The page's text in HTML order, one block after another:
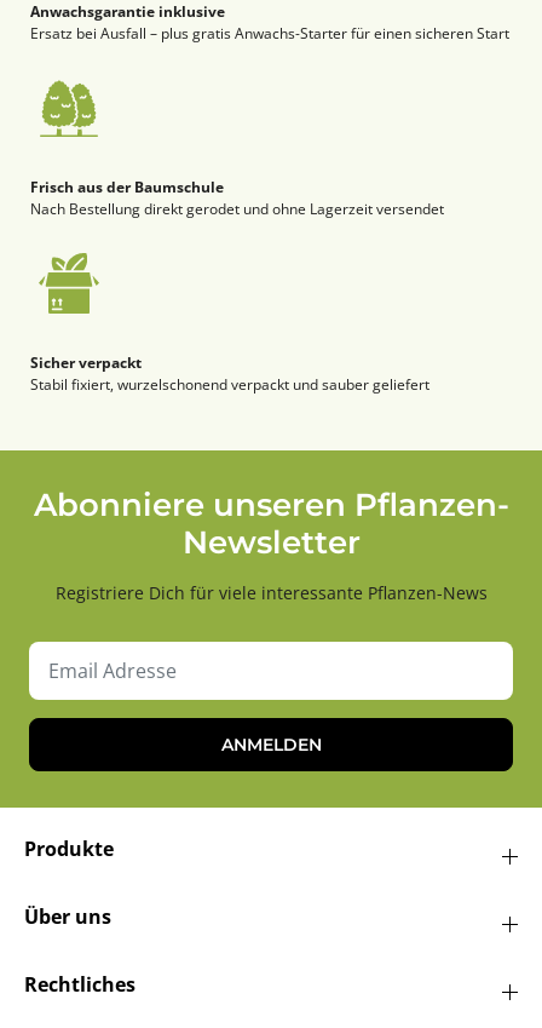
Anwachsgarantie inklusive
Ersatz bei Ausfall – plus gratis Anwachs-Starter für einen sicheren Start
Frisch aus der Baumschule
Nach Bestellung direkt gerodet und ohne Lagerzeit versendet
Sicher verpackt
Stabil fixiert, wurzelschonend verpackt und sauber geliefert
Abonniere unseren Pflanzen-
Newsletter
Registriere Dich für viele interessante Pflanzen-News
ANMELDEN
Produkte
Über uns
Rechtliches